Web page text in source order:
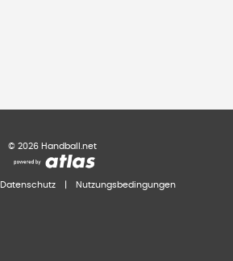
© 2026 Handball.net
Datenschutz Nutzungsbedingungen